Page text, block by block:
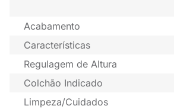
Acabamento
Características
Regulagem de Altura
Colchão Indicado
Limpeza/Cuidados